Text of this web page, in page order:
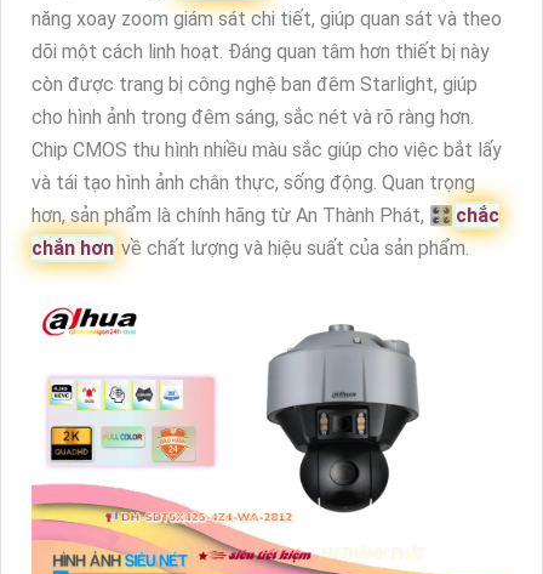
năng xoay zoom giám sát chi tiết, giúp quan sát và theo
dõi một cách linh hoạt. Đáng quan tâm hơn thiết bị này
còn được trang bị công nghệ ban đêm Starlight, giúp
cho hình ảnh trong đêm sáng, sắc nét và rõ ràng hơn.
Chip CMOS thu hình nhiều màu sắc giúp cho việc bắt lấy
và tái tạo hình ảnh chân thực, sống động. Quan trọng
hơn, sản phẩm là chính hãng từ An Thành Phát, 🎛 chắc
chắn hơn về chất lượng và hiệu suất của sản phẩm.